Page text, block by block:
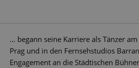
… begann seine Karriere als Tänzer
Prag und in den Fernsehstudios
Engagement an die Städtischen